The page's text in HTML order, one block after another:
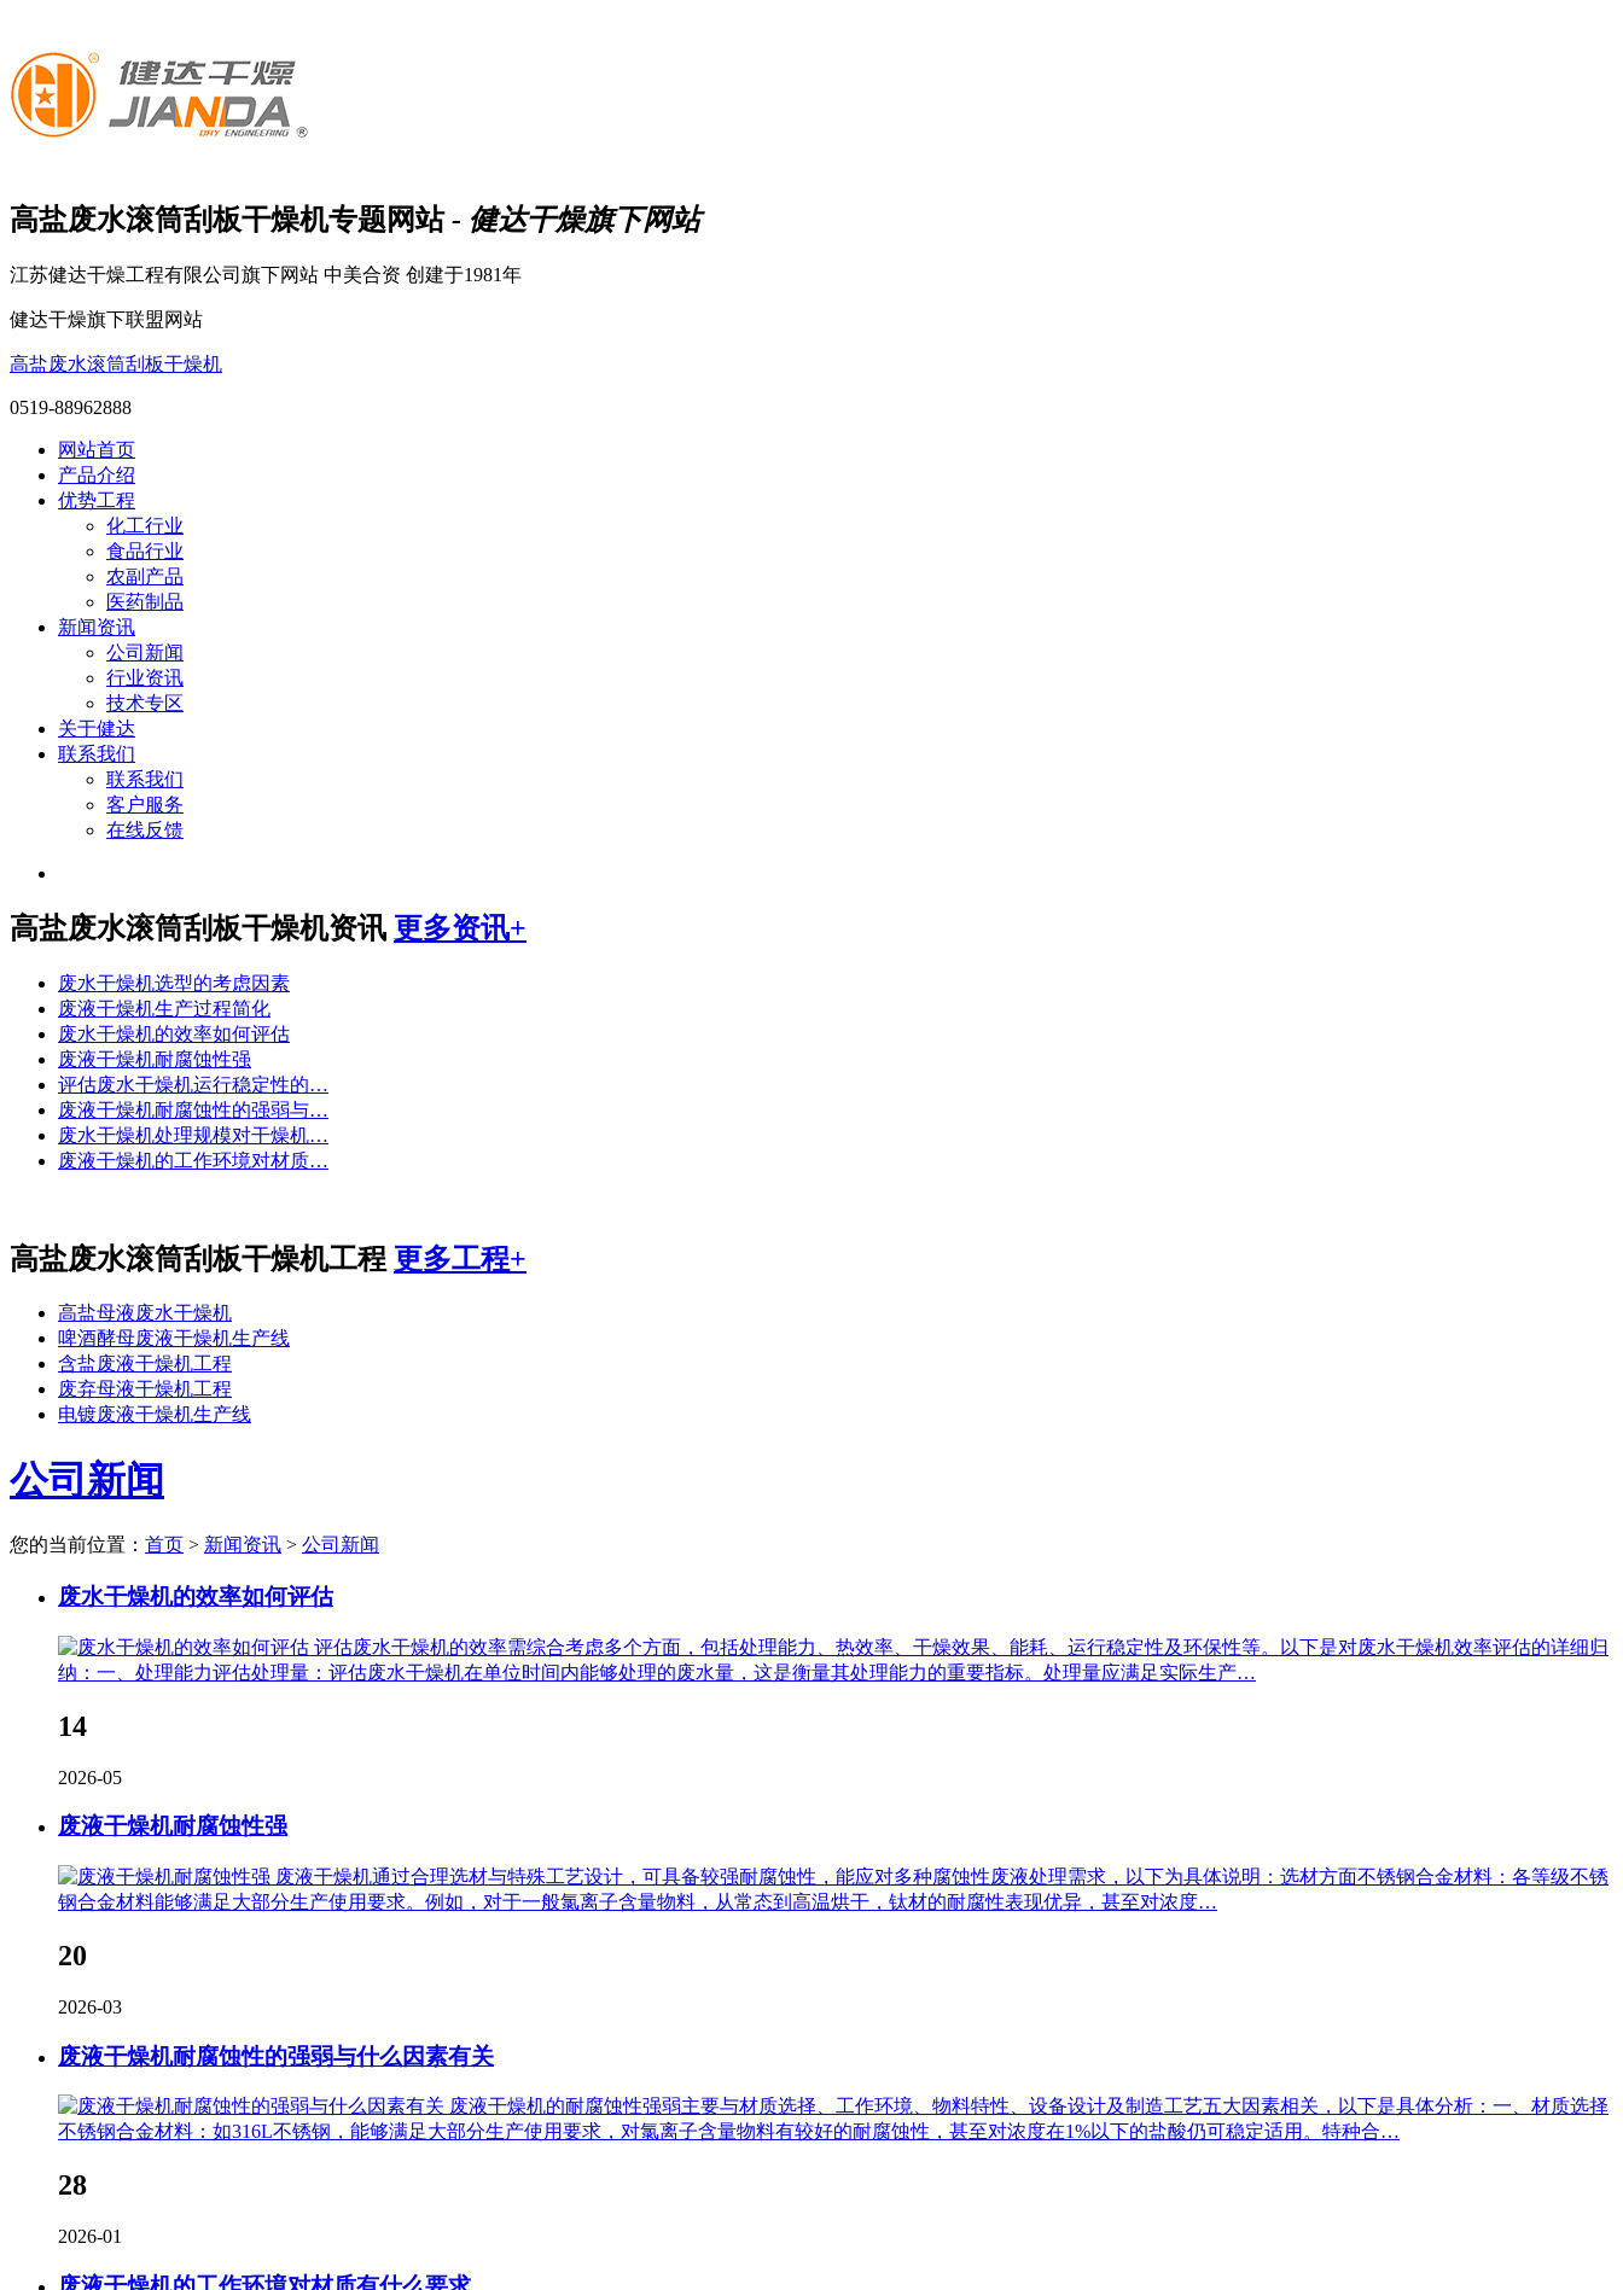
高盐废水滚筒刮板干燥机专题网站- 健达干燥旗下网站
江苏健达干燥工程有限公司旗下网站 中美合资 创建于1981年
健达干燥旗下联盟网站
高盐废水滚筒刮板干燥机
0519-88962888
网站首页
产品介绍
优势工程
化工行业
食品行业
农副产品
医药制品
新闻资讯
公司新闻
行业资讯
技术专区
关于健达
联系我们
联系我们
客户服务
在线反馈
高盐废水滚筒刮板干燥机资讯 更多资讯+
废水干燥机选型的考虑因素
废液干燥机生产过程简化
废水干燥机的效率如何评估
废液干燥机耐腐蚀性强
评估废水干燥机运行稳定性的…
废液干燥机耐腐蚀性的强弱与…
废水干燥机处理规模对干燥机…
废液干燥机的工作环境对材质…
高盐废水滚筒刮板干燥机工程 更多工程+
高盐母液废水干燥机
啤酒酵母废液干燥机生产线
含盐废液干燥机工程
废弃母液干燥机工程
电镀废液干燥机生产线
公司新闻
您的当前位置： 首页 > 新闻资讯 > 公司新闻
废水干燥机的效率如何评估
评估废水干燥机的效率需综合考虑多个方面，包括处理能力、热效率、干燥效果、能耗、运行稳定性及环保性等。以下是对废水干燥机效率评估的详细归
纳：一、处理能力评估处理量：评估废水干燥机在单位时间内能够处理的废水量，这是衡量其处理能力的重要指标。处理量应满足实际生产…
14
2026-05
废液干燥机耐腐蚀性强
废液干燥机通过合理选材与特殊工艺设计，可具备较强耐腐蚀性，能应对多种腐蚀性废液处理需求，以下为具体说明：选材方面不锈钢合金材料：各等级不锈
钢合金材料能够满足大部分生产使用要求。例如，对于一般氯离子含量物料，从常态到高温烘干，钛材的耐腐性表现优异，甚至对浓度…
20
2026-03
废液干燥机耐腐蚀性的强弱与什么因素有关
废液干燥机的耐腐蚀性强弱主要与材质选择、工作环境、物料特性、设备设计及制造工艺五大因素相关，以下是具体分析：一、材质选择
不锈钢合金材料：如316L不锈钢，能够满足大部分生产使用要求，对氯离子含量物料有较好的耐腐蚀性，甚至对浓度在1%以下的盐酸仍可稳定适用。特种合…
28
2026-01